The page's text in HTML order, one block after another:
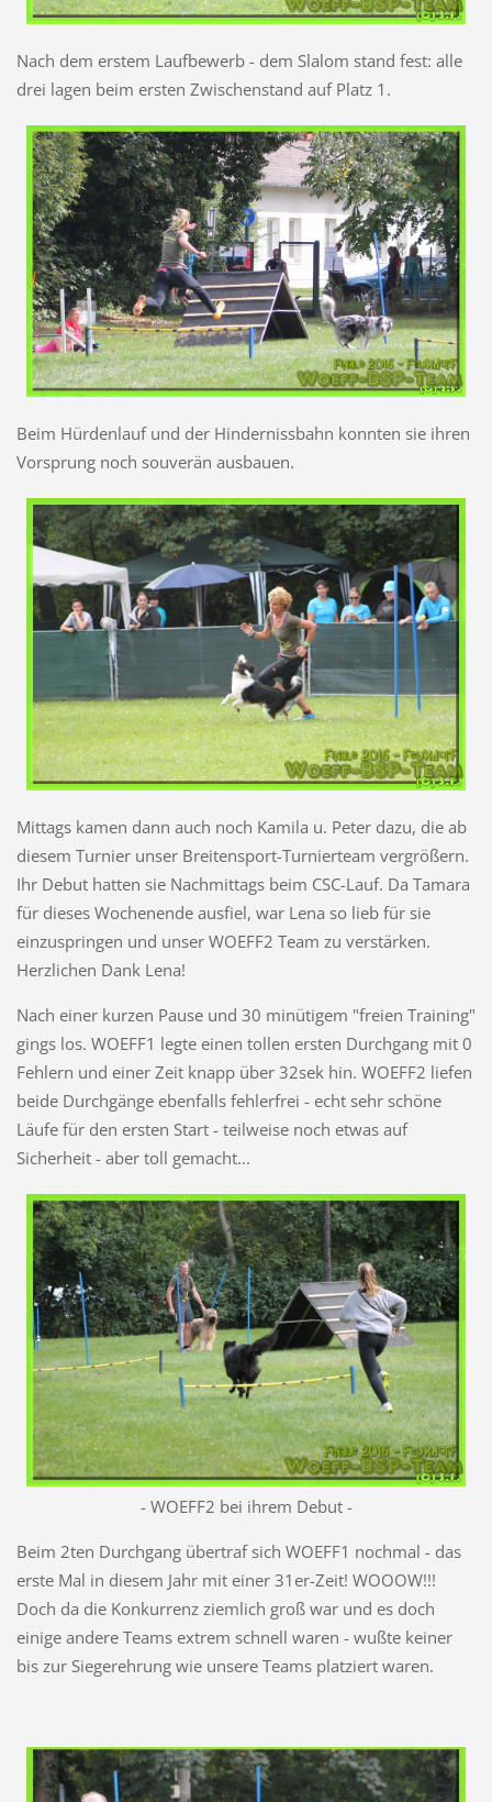
Nach dem erstem Laufbewerb - dem Slalom stand fest: alle
drei lagen beim ersten Zwischenstand auf Platz 1.
Beim Hürdenlauf und der Hindernissbahn konnten sie ihren
Vorsprung noch souverän ausbauen.
Mittags kamen dann auch noch Kamila u. Peter dazu, die ab
diesem Turnier unser Breitensport-Turnierteam vergrößern.
Ihr Debut hatten sie Nachmittags beim CSC-Lauf. Da Tamara
für dieses Wochenende ausfiel, war Lena so lieb für sie
einzuspringen und unser WOEFF2 Team zu verstärken.
Herzlichen Dank Lena!
Nach einer kurzen Pause und 30 minütigem "freien Training"
gings los. WOEFF1 legte einen tollen ersten Durchgang mit 0
Fehlern und einer Zeit knapp über 32sek hin. WOEFF2 liefen
beide Durchgänge ebenfalls fehlerfrei - echt sehr schöne
Läufe für den ersten Start - teilweise noch etwas auf
Sicherheit - aber toll gemacht...
- WOEFF2 bei ihrem Debut -
Beim 2ten Durchgang übertraf sich WOEFF1 nochmal - das
erste Mal in diesem Jahr mit einer 31er-Zeit! WOOOW!!!
Doch da die Konkurrenz ziemlich groß war und es doch
einige andere Teams extrem schnell waren - wußte keiner
bis zur Siegerehrung wie unsere Teams platziert waren.